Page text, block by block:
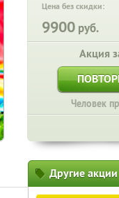
Цена без скидки:
9900 руб.
Акция
Человек
Другие